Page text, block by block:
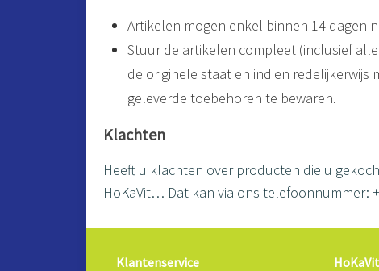
Artikelen mogen enkel binnen 14 dagen
Stuur de artikelen compleet (inclusief
de originele staat en indien
geleverde toebehoren te bewaren.
Klachten
Heeft u klachten over producten die u
HoKaVit… Dat kan via ons telefoonnummer:
Klantenservice